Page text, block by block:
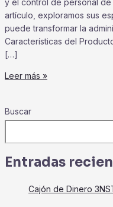
artículo, exploramos sus
puede transformar la
Características del
[…]
Reloj
TA040
Leer más »
Buscar
Entradas
Cajón de Dinero